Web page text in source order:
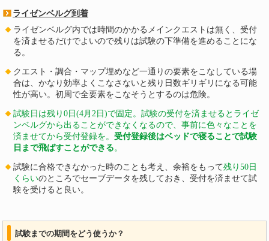
ライゼンベルグ到着
ライゼンベルグ内では時間のかかるメインクエストは無く、受付
を済ませるだけでよいので残りは試験の下準備を進めることにな
る。
クエスト・調合・マップ埋めなど一通りの要素をこなしている場
合は、かなり効率よくこなさないと残り日数ギリギリになる可能
性が高い。初周で全要素をこなそうとするのは危険。
試験日は残り0日(4月2日)で固定。試験の受付を済ませるとライゼ
ンベルグから出ることができなくなるので、事前に色々なことを
済ませてから受付登録を。受付登録後はベッドで寝ることで試験
日まで飛ばすことができる 。
試験に合格できなかった時のことも考え、余裕をもって残り50日
くらいのところでセーブデータを残しておき、受付を済ませて試
験を受けると良い。
試験までの期間をどう使うか？